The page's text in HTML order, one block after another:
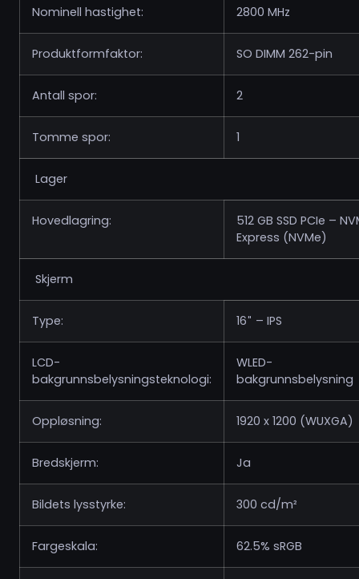
Nominell hastighet: 2800 MHz
Produktformfaktor: SO DIMM 262-pin
Antall spor: 2
Tomme spor: 1
Lager
Hovedlagring:
512 GB SSD PCIe –
Express (NVMe)
Skjerm
Type: 16″ – IPS
LCD-
bakgrunnsbelysningsteknologi:
WLED-
bakgrunnsbelysning
Oppløsning: 1920 x 1200 (WUXGA)
Bredskjerm: Ja
Bildets lysstyrke: 300 cd/m²
Fargeskala: 62.5% sRGB